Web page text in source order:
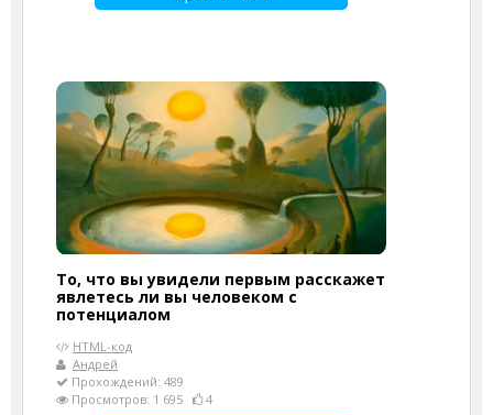
То, что вы увидели первым расскажет
явлетесь ли вы человеком с
потенциалом
HTML-код
Андрей
Прохождений: 489
Просмотров: 1 695
4